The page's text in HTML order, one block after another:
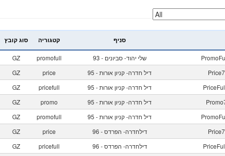
סוג קובץ קטגוריה סניף
GZ promofull 93 - שלי יהוד- סביונים
GZ price 95 - דיל חדרה- קניון אורות
GZ pricefull 95 - דיל חדרה- קניון אורות
GZ promo 95 - דיל חדרה- קניון אורות
GZ promofull 95 - דיל חדרה- קניון אורות
GZ price 96 - דילחדרה- הפרדס
GZ pricefull 96 - דילחדרה- הפרדס